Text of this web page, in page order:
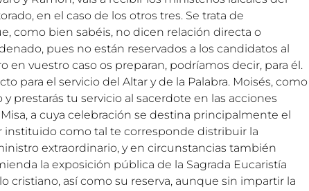
en el caso de los otros tres. Se trata de
como bien sabéis, no dicen relación directa o
pues no están reservados a los candidatos al
en vuestro caso os preparan, podríamos decir, para él.
para el servicio del Altar y de la Palabra. Moisés, como
y prestarás tu servicio al sacerdote en las acciones
a cuya celebración se destina principalmente el
instituido como tal te corresponde distribuir la
extraordinario, y en circunstancias también
la exposición pública de la Sagrada Eucaristía
cristiano, así como su reserva, aunque sin impartir la